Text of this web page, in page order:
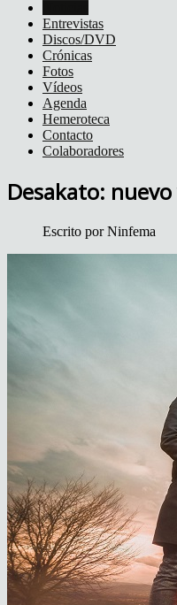
Entrevistas
Discos/DVD
Crónicas
Fotos
Vídeos
Agenda
Hemeroteca
Contacto
Colaboradores
Desakato:
Escrito porNinfema